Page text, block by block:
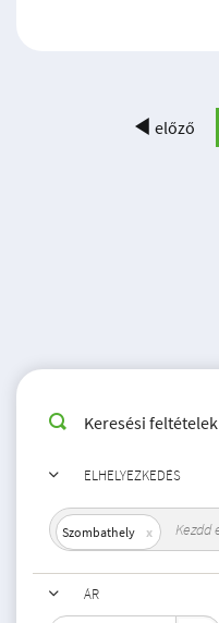
előző
Keresési feltételek
ELHELYEZKEDÉS
Szombathely
ÁR